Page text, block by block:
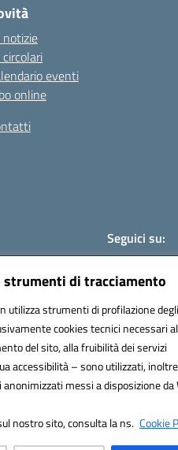
strumenti di tracciamento
utilizza strumenti di profilazione
cookies tecnici necessari al
del sito, alla fruibilità dei servizi
accessibilità – sono utilizzati,
messi a disposizione da
nostro sito, consulta la ns. Cookie
notizie
circolari
eventi
online
Seguici su: